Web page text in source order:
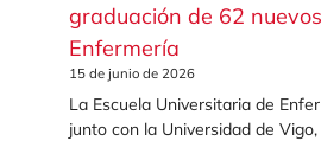
graduación de 62
Enfermería
15 de junio de 2026
La Escuela Universitaria de
junto con la Universidad de